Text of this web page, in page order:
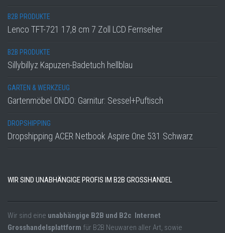
B2B PRODUKTE
Lenco TFT-721 17,8 cm 7 Zoll LCD Fernseher
B2B PRODUKTE
Sillybillyz Kapuzen-Badetuch hellblau
GARTEN & WERKZEUG
Gartenmöbel ONDO: Garnitur: Sessel+Puftisch
DROPSHIPPING
Dropshipping ACER Netbook Aspire One 531 Schwarz
WIR SIND UNABHÄNGIGE PROFIS IM B2B GROSSHANDEL
Wir sind eine unabhängige B2B und B2c Internet
Grosshandelsplattform für B2B Neuwaren aller Art, sowie